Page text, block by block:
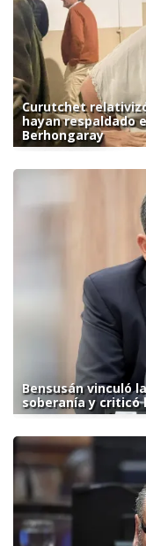
Curutchet
hayan respaldado
Berhongaray
Bensusán vinculó
soberanía y